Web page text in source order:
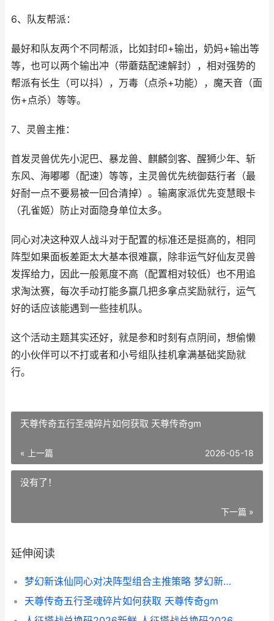
6、队友帮派：
最好和队友两个不同帮派，比如封印+输出，奶妈+输出等
等，也可以两个输出冲（带蘑菇配速解封），相对强势的
帮派有长生（可以抖），万毒（点杀+功能），魔天音（面
伤+点杀）等等。
7、灵兽主推：
首发灵兽优先小泥巴、暴龙兽、麒麟剑客、醒狮少年、斩
东风、海嘟嘟（配速）等等，主灵兽优先统御菇行者（最
好耐一点不要易被一回合清掉）。输离家派优先变慧眼卡
（孔雀姬）防止对面隐身单位太多。
同心对决这种双人战斗对于配置的标准还是挺高的，相同
阵型如果面板差距太大基本很难赢，除非运气好仙友灵兽
发挥给力，因此一般氪度不高（配置相对较低）也不用追
求淘汰赛，每次手动打能多赢几把多拿点奖励就行，运气
好的话应该能遇到一些挂机队。
这个活动主题其实还好，就是参和时刻有点阴间，想偷懒
的小伙伴可以不打或者和小号组队挂机拿满基础奖励就
行。
天尊传奇五行圣魂碎片如何获取 天尊传奇gm
« 上一篇 2026-05-18
没有了！
下一篇 »
延伸阅读
梦幻新诛仙同心对决阵型组合主推策略 梦幻新诛仙哪几个仙友好
天尊传奇五行圣魂碎片如何获取 天尊传奇gm